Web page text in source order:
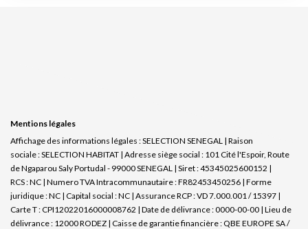
Mentions légales
Affichage des informations légales : SELECTION SENEGAL | Raison
sociale : SELECTION HABITAT | Adresse siège social : 101 Cité l'Espoir, Route
de Ngaparou Saly Portudal - 99000 SENEGAL | Siret : 45345025600152 |
RCS : NC | Numero TVA Intracommunautaire : FR82453450256 | Forme
juridique : NC | Capital social : NC | Assurance RCP : VD 7.000.001 / 15397 |
Carte T : CPI12022016000008762 | Date de délivrance : 0000-00-00 | Lieu de
délivrance : 12000 RODEZ | Caisse de garantie financière : QBE EUROPE SA /